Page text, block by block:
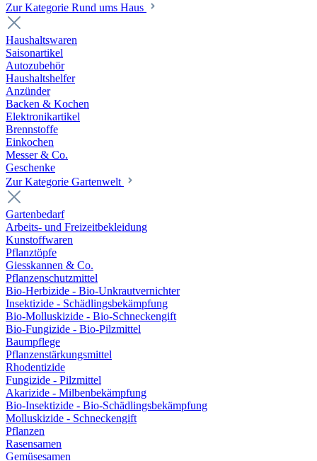
Zur Kategorie Rund ums Haus
Haushaltswaren
Saisonartikel
Autozubehör
Haushaltshelfer
Anzünder
Backen & Kochen
Elektronikartikel
Brennstoffe
Einkochen
Messer & Co.
Geschenke
Zur Kategorie Gartenwelt
Gartenbedarf
Arbeits- und Freizeitbekleidung
Kunstoffwaren
Pflanztöpfe
Giesskannen & Co.
Pflanzenschutzmittel
Bio-Herbizide - Bio-Unkrautvernichter
Insektizide - Schädlingsbekämpfung
Bio-Molluskizide - Bio-Schneckengift
Bio-Fungizide - Bio-Pilzmittel
Baumpflege
Pflanzenstärkungsmittel
Rhodentizide
Fungizide - Pilzmittel
Akarizide - Milbenbekämpfung
Bio-Insektizide - Bio-Schädlingsbekämpfung
Molluskizide - Schneckengift
Pflanzen
Rasensamen
Gemüsesamen